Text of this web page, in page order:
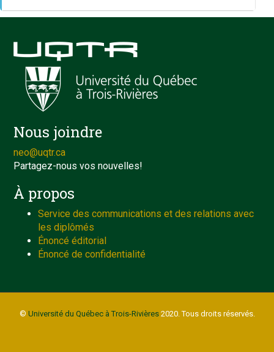
Nous joindre
neo@uqtr.ca
Partagez-nous vos nouvelles!
À propos
Service des communications et des relations avec
les diplômés
Énoncé éditorial
Énoncé de confidentialité
© Université du Québec à Trois-Rivières2020. Tous droits réservés.